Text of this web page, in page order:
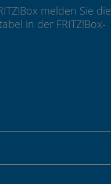
melden Sie die
in der FRITZ!Box-